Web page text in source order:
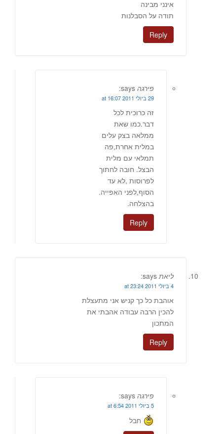
אינני מבינה
תודה על הסבלנות
Reply
פירגה says:
29 ביולי 2011 at 16:07
זה כרוכית לכל
דבר.כמו שאת
ממלאה בצק עלים
במלית אחרת,פה
תמלאי עם מלית
הבצל. חובה לחתוך
לפרוסות ,לא עד
הסוף,לפני האפייה.
בהצלחה.
Reply
ליאת says:
4 ביולי 2011 at 23:24
אוהבת כל כך קניש אני מתעצלת
להכין הרבה עבודה אהבתי את
המתכון
Reply
פירגה says:
5 ביולי 2011 at 6:54
חבל